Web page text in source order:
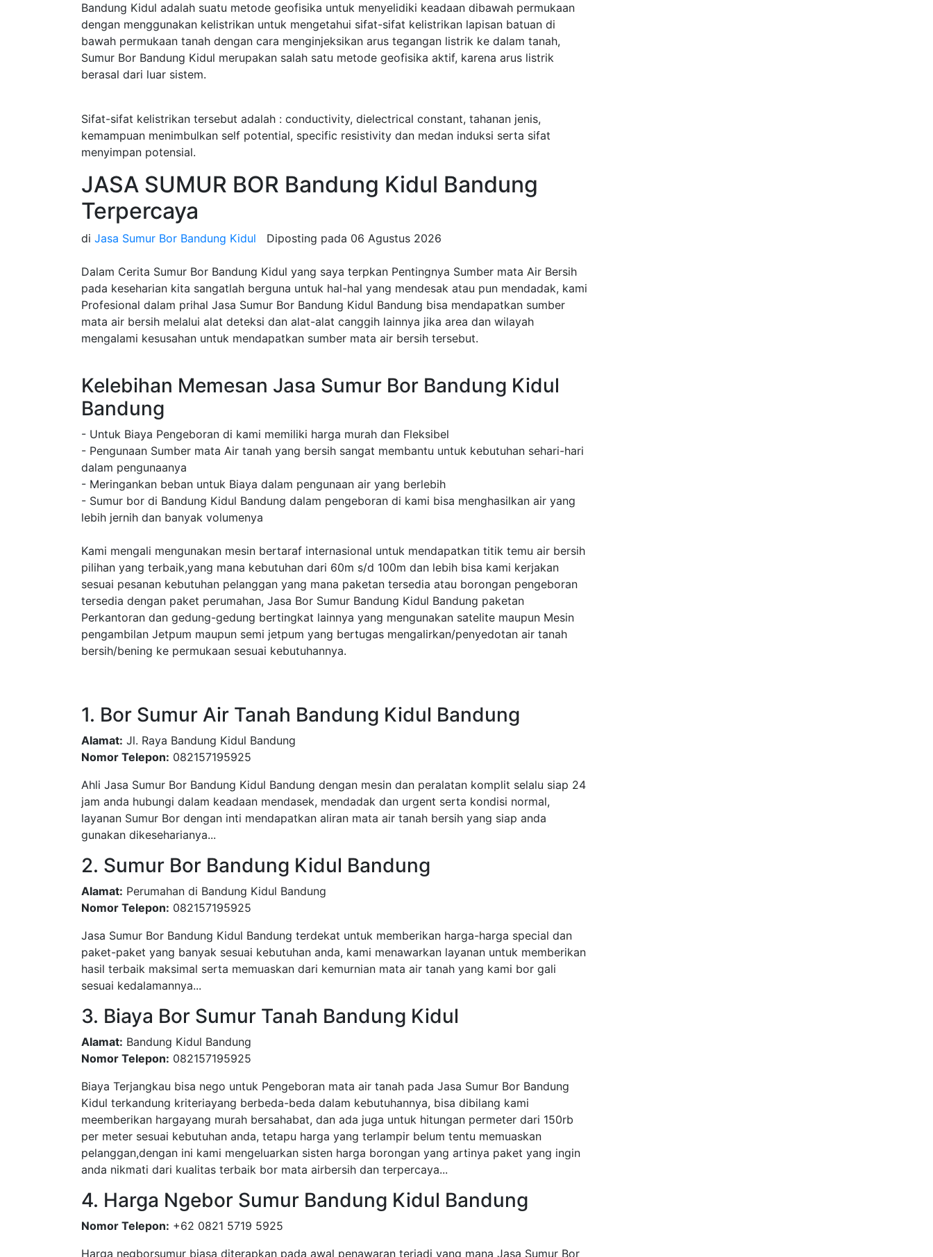
Bandung Kidul adalah suatu metode geofisika untuk menyelidiki keadaan dibawah permukaan
dengan menggunakan kelistrikan untuk mengetahui sifat-sifat kelistrikan lapisan batuan di
bawah permukaan tanah dengan cara menginjeksikan arus tegangan listrik ke dalam tanah,
Sumur Bor Bandung Kidul merupakan salah satu metode geofisika aktif, karena arus listrik
berasal dari luar sistem.
Sifat-sifat kelistrikan tersebut adalah : conductivity, dielectrical constant, tahanan jenis,
kemampuan menimbulkan self potential, specific resistivity dan medan induksi serta sifat
menyimpan potensial.
JASA SUMUR BOR Bandung Kidul Bandung
Terpercaya
di Jasa Sumur Bor Bandung Kidul Diposting pada 06 Agustus 2026
Dalam Cerita Sumur Bor Bandung Kidul yang saya terpkan Pentingnya Sumber mata Air Bersih
pada keseharian kita sangatlah berguna untuk hal-hal yang mendesak atau pun mendadak, kami
Profesional dalam prihal Jasa Sumur Bor Bandung Kidul Bandung bisa mendapatkan sumber
mata air bersih melalui alat deteksi dan alat-alat canggih lainnya jika area dan wilayah
mengalami kesusahan untuk mendapatkan sumber mata air bersih tersebut.
Kelebihan Memesan Jasa Sumur Bor Bandung Kidul
Bandung
- Untuk Biaya Pengeboran di kami memiliki harga murah dan Fleksibel
- Pengunaan Sumber mata Air tanah yang bersih sangat membantu untuk kebutuhan sehari-hari
dalam pengunaanya
- Meringankan beban untuk Biaya dalam pengunaan air yang berlebih
- Sumur bor di Bandung Kidul Bandung dalam pengeboran di kami bisa menghasilkan air yang
lebih jernih dan banyak volumenya
Kami mengali mengunakan mesin bertaraf internasional untuk mendapatkan titik temu air bersih
pilihan yang terbaik,yang mana kebutuhan dari 60m s/d 100m dan lebih bisa kami kerjakan
sesuai pesanan kebutuhan pelanggan yang mana paketan tersedia atau borongan pengeboran
tersedia dengan paket perumahan, Jasa Bor Sumur Bandung Kidul Bandung paketan
Perkantoran dan gedung-gedung bertingkat lainnya yang mengunakan satelite maupun Mesin
pengambilan Jetpum maupun semi jetpum yang bertugas mengalirkan/penyedotan air tanah
bersih/bening ke permukaan sesuai kebutuhannya.
1. Bor Sumur Air Tanah Bandung Kidul Bandung
Alamat: Jl. Raya Bandung Kidul Bandung
Nomor Telepon: 082157195925
Ahli Jasa Sumur Bor Bandung Kidul Bandung dengan mesin dan peralatan komplit selalu siap 24
jam anda hubungi dalam keadaan mendasek, mendadak dan urgent serta kondisi normal,
layanan Sumur Bor dengan inti mendapatkan aliran mata air tanah bersih yang siap anda
gunakan dikeseharianya...
2. Sumur Bor Bandung Kidul Bandung
Alamat: Perumahan di Bandung Kidul Bandung
Nomor Telepon: 082157195925
Jasa Sumur Bor Bandung Kidul Bandung terdekat untuk memberikan harga-harga special dan
paket-paket yang banyak sesuai kebutuhan anda, kami menawarkan layanan untuk memberikan
hasil terbaik maksimal serta memuaskan dari kemurnian mata air tanah yang kami bor gali
sesuai kedalamannya...
3. Biaya Bor Sumur Tanah Bandung Kidul
Alamat: Bandung Kidul Bandung
Nomor Telepon: 082157195925
Biaya Terjangkau bisa nego untuk Pengeboran mata air tanah pada Jasa Sumur Bor Bandung
Kidul terkandung kriteriayang berbeda-beda dalam kebutuhannya, bisa dibilang kami
meemberikan hargayang murah bersahabat, dan ada juga untuk hitungan permeter dari 150rb
per meter sesuai kebutuhan anda, tetapu harga yang terlampir belum tentu memuaskan
pelanggan,dengan ini kami mengeluarkan sisten harga borongan yang artinya paket yang ingin
anda nikmati dari kualitas terbaik bor mata airbersih dan terpercaya...
4. Harga Ngebor Sumur Bandung Kidul Bandung
Nomor Telepon: +62 0821 5719 5925
Harga negborsumur biasa diterapkan pada awal penawaran terjadi yang mana Jasa Sumur Bor